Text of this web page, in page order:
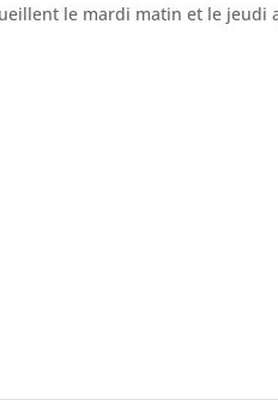
le mardi matin et le jeudi